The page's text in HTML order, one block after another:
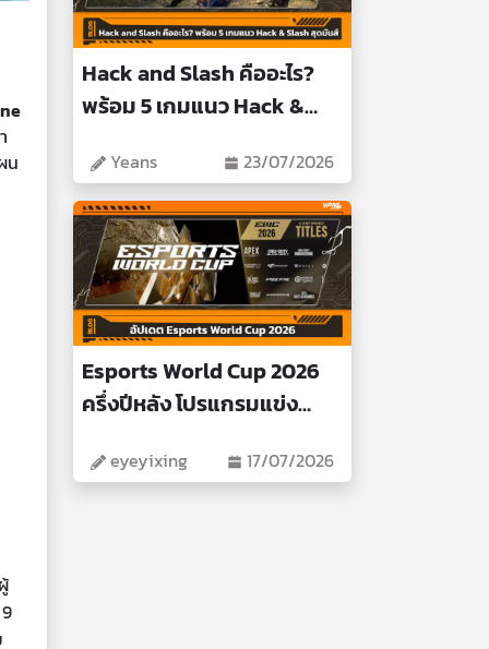
น
Hack and Slash คืออะไร?
พร้อม 5 เกมแนว Hack &
Yeans 23/07/2026
Esports World Cup 2026
ครึ่งปีหลัง โปรแกรมแข่ง
eyeyixing 17/07/2026